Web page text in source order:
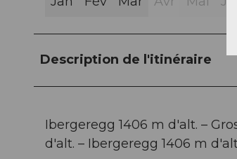
Description de l'itinéraire
Ibergeregg 1406 m d'alt. –
d'alt. – Ibergeregg 1406 m